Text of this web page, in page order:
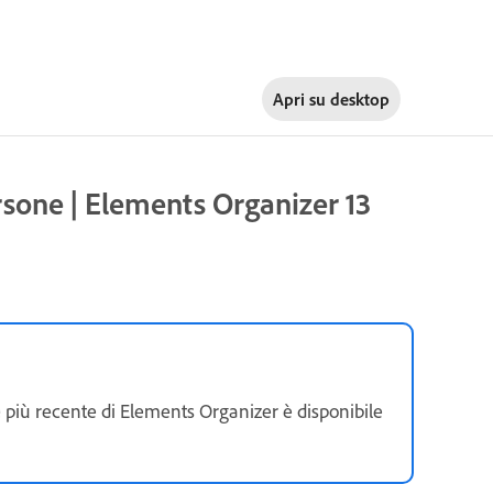
Apri su desktop
| Elements Organizer 13
recente di Elements Organizer è disponibile